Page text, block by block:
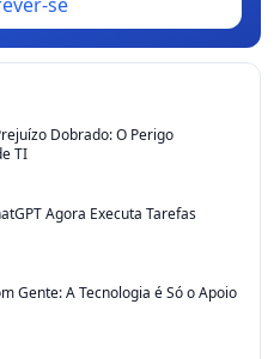
Dobrado: O Perigo
TI
Agora Executa Tarefas
Gente: A Tecnologia é Só o Apoio